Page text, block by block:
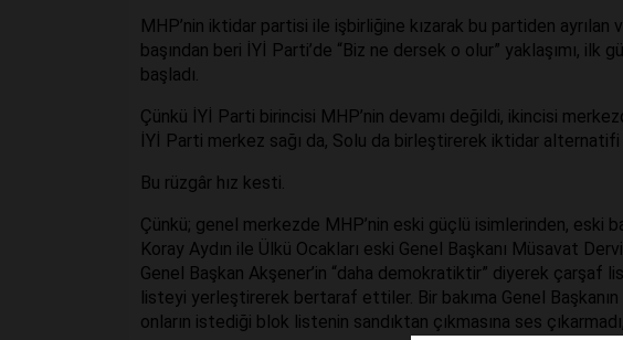
MHP’nin iktidar partisi ile işbirliğine kızarak bu partiden
başından beri İYİ Parti’de “Biz ne dersek o olur” yaklaşımı, ilk
başladı.
Çünkü İYİ Parti birincisi MHP’nin devamı değildi, ikincisi
İYİ Parti merkez sağı da, Solu da birleştirerek iktidar
Bu rüzgâr hız kesti.
Çünkü; genel merkezde MHP’nin eski güçlü isimlerinden, eski
Koray Aydın ile Ülkü Ocakları eski Genel Başkanı Müsavat
Genel Başkan Akşener’in “daha demokratiktir” diyerek çarşaf
listeyi yerleştirerek bertaraf ettiler. Bir bakıma Genel Başkanın
onların istediği blok listenin sandıktan çıkmasına ses